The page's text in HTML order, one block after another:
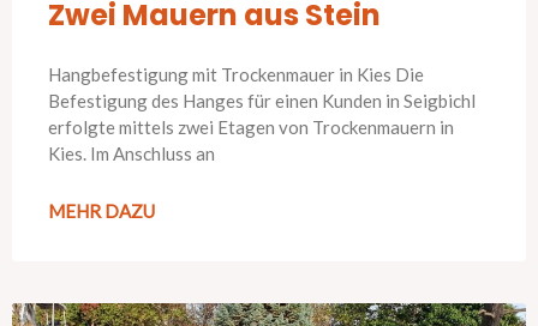
Zwei Mauern aus Stein
Hangbefestigung mit Trockenmauer in Kies Die
Befestigung des Hanges für einen Kunden in Seigbichl
erfolgte mittels zwei Etagen von Trockenmauern in
Kies. Im Anschluss an
MEHR DAZU